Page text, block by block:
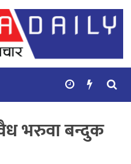
भरुवा बन्दुक